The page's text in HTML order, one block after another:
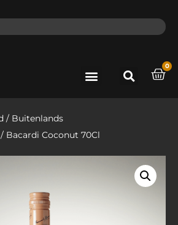
0
/ Buitenlands
/ Bacardi Coconut 70Cl